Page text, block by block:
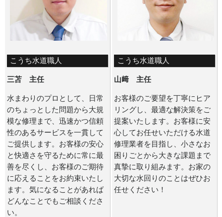
こうち水道職人
三苫 主任
水まわりのプロとして、日常
のちょっとした問題から大規
模な修理まで、迅速かつ信頼
性のあるサービスを一貫して
ご提供します。お客様の安心
と快適さを守るために常に最
善を尽くし、お客様のご期待
に応えることをお約束いたし
ます。気になることがあれば
どんなことでもご相談くださ
い。
こうち水道職人
山﨑 主任
お客様のご要望を丁寧にヒア
リングし、最適な解決策をご
提案いたします。お客様に安
心してお任せいただける水道
修理業者を目指し、小さなお
困りごとから大きな課題まで
真摯に取り組みます。お家の
大切な水回りのことはぜひお
任せください！